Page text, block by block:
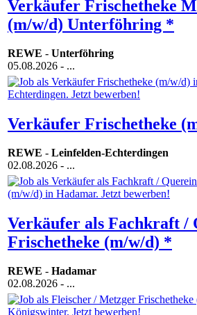
Verkäufer Frischetheke
(m/w/d) Unterföhring *
REWE - Unterföhring
05.08.2026 - ...
Verkäufer Frischetheke
REWE - Leinfelden-Echterdingen
02.08.2026 - ...
Verkäufer als Fachkraft /
Frischetheke (m/w/d) *
REWE - Hadamar
02.08.2026 - ...